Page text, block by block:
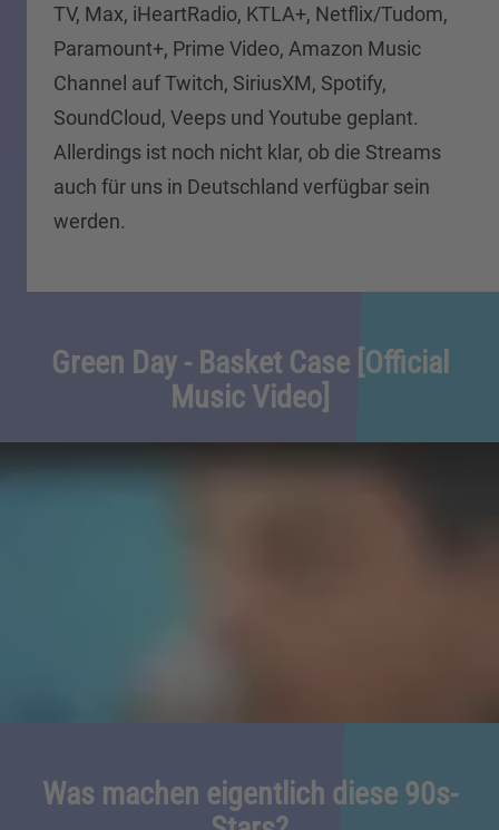
TV, Max, iHeartRadio, KTLA+, Netflix/Tudom,
Paramount+, Prime Video, Amazon Music
Channel auf Twitch, SiriusXM, Spotify,
SoundCloud, Veeps und Youtube geplant.
Allerdings ist noch nicht klar, ob die Streams
auch für uns in Deutschland verfügbar sein
werden.
Green Day - Basket Case [Official
Music Video]
Was machen eigentlich diese 90s-